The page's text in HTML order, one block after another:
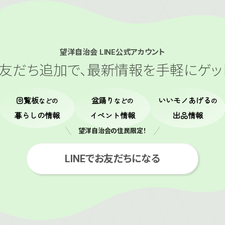
望洋自治会 LINE公式アカウント
だち追加で、最新情報を手軽にゲッ
回覧板などの
暮らしの情報
盆踊り などの
イベント情報
いいモノあげるの
出品情報
望洋自治会の住民限定！
LINEでお友だちになる